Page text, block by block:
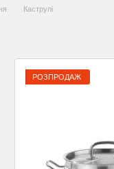
Каструлі
РОЗПРОДАЖ